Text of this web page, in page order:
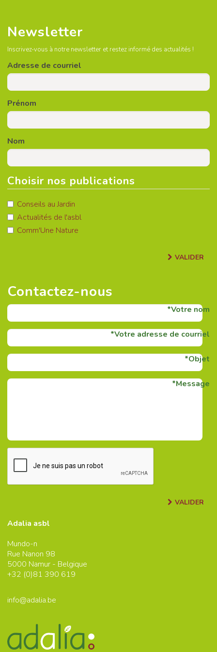
Newsletter
Inscrivez-vous à notre newsletter et restez informé des actualités !
Adresse de courriel
Prénom
Nom
Choisir nos publications
Conseils au Jardin
Actualités de l'asbl
Comm'Une Nature
VALIDER
Contactez-nous
Votre nom
Votre adresse de courriel
Objet
Message
VALIDER
Adalia asbl
Mundo-n
Rue Nanon 98
5000 Namur - Belgique
+32 (0)81 390 619
info@adalia.be